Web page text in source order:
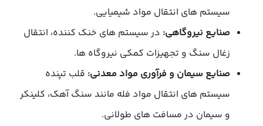
سیستم های انتقال مواد شیمیایی.
صنایع نیروگاهی: در سیستم های خنک کننده، انتقال
زغال سنگ و تجهیزات کمکی نیروگاه ها.
صنایع سیمان و فرآوری مواد معدنی: قلب تپنده
سیستم های انتقال مواد فله مانند سنگ آهک، کلینکر
و سیمان در مسافت های طولانی.